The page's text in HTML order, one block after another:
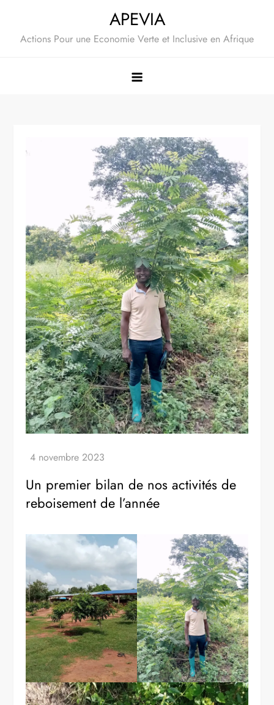
content
APEVIA
Actions Pour une Economie Verte et Inclusive en Afrique
Un premier bilan de nos activités de
reboisement de l’année